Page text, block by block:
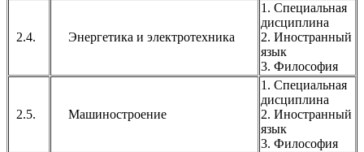
2.4. Энергетика и электротехника
1. Специальная
дисциплина
2. Иностранный
язык
3. Философия
2.5. Машиностроение
1. Специальная
дисциплина
2. Иностранный
язык
3. Философия